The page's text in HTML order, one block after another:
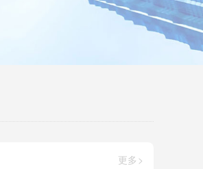
更多>